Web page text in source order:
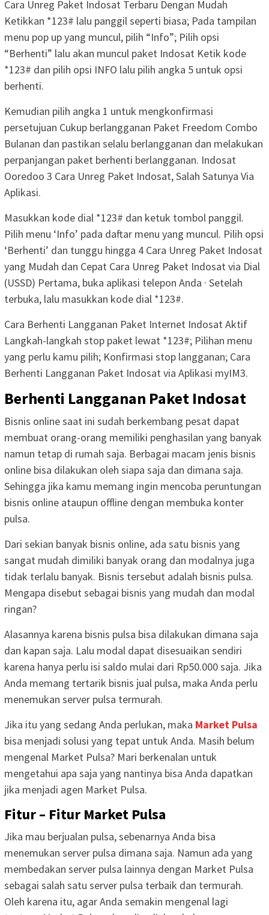
Cara Unreg Paket Indosat Terbaru Dengan Mudah
Ketikkan *123# lalu panggil seperti biasa; Pada tampilan
menu pop up yang muncul, pilih “Info”; Pilih opsi
“Berhenti” lalu akan muncul paket Indosat Ketik kode
*123# dan pilih opsi INFO lalu pilih angka 5 untuk opsi
berhenti.
Kemudian pilih angka 1 untuk mengkonfirmasi
persetujuan Cukup berlangganan Paket Freedom Combo
Bulanan dan pastikan selalu berlangganan dan melakukan
perpanjangan paket berhenti berlangganan. Indosat
Ooredoo 3 Cara Unreg Paket Indosat, Salah Satunya Via
Aplikasi.
Masukkan kode dial *123# dan ketuk tombol panggil.
Pilih menu ‘Info’ pada daftar menu yang muncul. Pilih opsi
‘Berhenti’ dan tunggu hingga 4 Cara Unreg Paket Indosat
yang Mudah dan Cepat Cara Unreg Paket Indosat via Dial
(USSD) Pertama, buka aplikasi telepon Anda · Setelah
terbuka, lalu masukkan kode dial *123#.
Cara Berhenti Langganan Paket Internet Indosat Aktif
Langkah-langkah stop paket lewat *123#; Pilihan menu
yang perlu kamu pilih; Konfirmasi stop langganan; Cara
Berhenti Langganan Paket Indosat via Aplikasi myIM3.
Berhenti Langganan Paket Indosat
Bisnis online saat ini sudah berkembang pesat dapat
membuat orang-orang memiliki penghasilan yang banyak
namun tetap di rumah saja. Berbagai macam jenis bisnis
online bisa dilakukan oleh siapa saja dan dimana saja.
Sehingga jika kamu memang ingin mencoba peruntungan
bisnis online ataupun offline dengan membuka konter
pulsa.
Dari sekian banyak bisnis online, ada satu bisnis yang
sangat mudah dimiliki banyak orang dan modalnya juga
tidak terlalu banyak. Bisnis tersebut adalah bisnis pulsa.
Mengapa disebut sebagai bisnis yang mudah dan modal
ringan?
Alasannya karena bisnis pulsa bisa dilakukan dimana saja
dan kapan saja. Lalu modal dapat disesuaikan sendiri
karena hanya perlu isi saldo mulai dari Rp50.000 saja. Jika
Anda memang tertarik bisnis jual pulsa, maka Anda perlu
menemukan server pulsa termurah.
Jika itu yang sedang Anda perlukan, maka Market Pulsa
bisa menjadi solusi yang tepat untuk Anda. Masih belum
mengenal Market Pulsa? Mari berkenalan untuk
mengetahui apa saja yang nantinya bisa Anda dapatkan
jika menjadi agen Market Pulsa.
Fitur – Fitur Market Pulsa
Jika mau berjualan pulsa, sebenarnya Anda bisa
menemukan server pulsa dimana saja. Namun ada yang
membedakan server pulsa lainnya dengan Market Pulsa
sebagai salah satu server pulsa terbaik dan termurah.
Oleh karena itu, agar Anda semakin mengenal lagi